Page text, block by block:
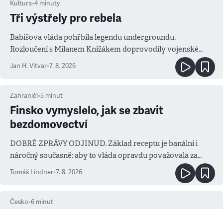
Kultura•4 minuty
Tři výstřely pro rebela
Babišova vláda pohřbila legendu undergroundu.
Rozloučení s Milanem Knížákem doprovodily vojenské
salvy i kritika pokrokářů
Jan H. Vitvar•7. 8. 2026
Zahraničí•5 minut
Finsko vymyslelo, jak se zbavit
bezdomovectví
DOBRÉ ZPRÁVY ODJINUD. Základ receptu je banální i
náročný současně: aby to vláda opravdu považovala za
prioritu
Tomáš Lindner•7. 8. 2026
Česko•6 minut